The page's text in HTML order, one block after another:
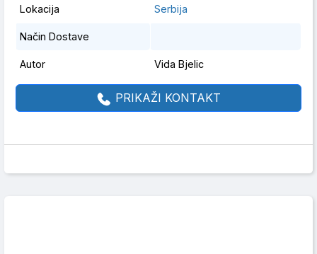
Lokacija Serbija
Način Dostave
Autor Vida Bjelic
PRIKAŽI KONTAKT